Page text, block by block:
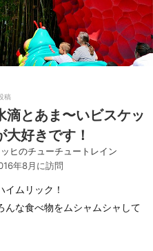
稿
滴とあま〜いビスケッ
大好きです！
ヒのチューチュートレイン
年8月に訪問
イムリック！
んな食べ物をムシャムシャして